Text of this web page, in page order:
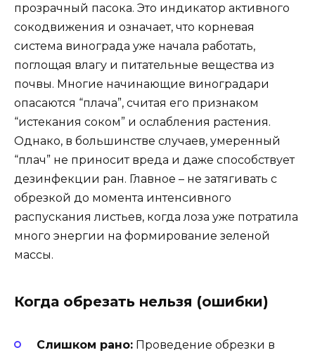
прозрачный пасока. Это индикатор активного
сокодвижения и означает, что корневая
система винограда уже начала работать,
поглощая влагу и питательные вещества из
почвы. Многие начинающие виноградари
опасаются “плача”, считая его признаком
“истекания соком” и ослабления растения.
Однако, в большинстве случаев, умеренный
“плач” не приносит вреда и даже способствует
дезинфекции ран. Главное – не затягивать с
обрезкой до момента интенсивного
распускания листьев, когда лоза уже потратила
много энергии на формирование зеленой
массы.
Когда обрезать нельзя (ошибки)
Слишком рано: Проведение обрезки в